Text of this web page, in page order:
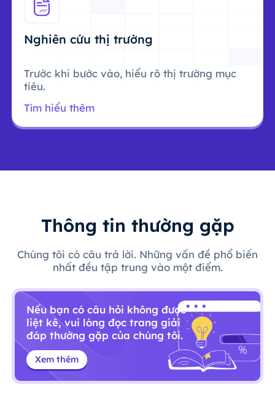
Nghiên cứu thị trường
Trước khi bước vào, hiểu rõ thị trường mục
tiêu.
Tìm hiểu thêm
Thông tin thường gặp
Chúng tôi có câu trả lời. Những vấn đề phổ biến
nhất đều tập trung vào một điểm.
Nếu bạn có câu hỏi không được
liệt kê, vui lòng đọc trang giải
đáp thường gặp của chúng tôi.
Xem thêm